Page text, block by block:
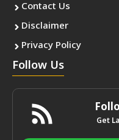
Contact Us
Disclaimer
Privacy Policy
Follow Us
Get